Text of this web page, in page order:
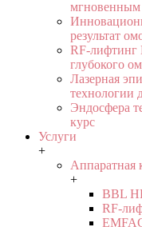
мгновенным
результат
RF-лифтинг
глубокого
Лазерная
технологии
Эндосфера
курс
Услуги
+
Аппаратная
+
BBL
RF-